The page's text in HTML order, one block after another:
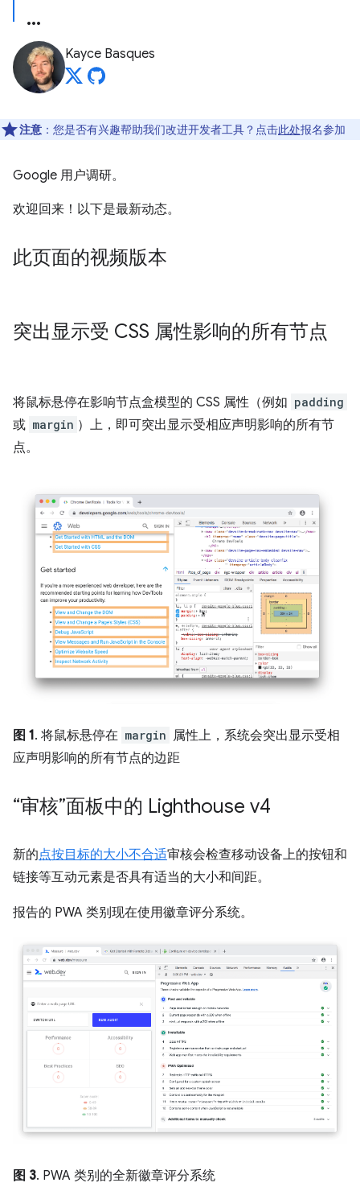
Kayce Basques
注意 ：您是否有兴趣帮助我们改进开发者工具？点击此处报名参加
Google 用户调研。
欢迎回来！以下是最新动态。
此页面的视频版本
突出显示受 CSS 属性影响的所有节点
将鼠标悬停在影响节点盒模型的 CSS 属性（例如 padding
或 margin ）上，即可突出显示受相应声明影响的所有节
点。
图 1. 将鼠标悬停在 margin 属性上，系统会突出显示受相
应声明影响的所有节点的边距
“审核”面板中的 Lighthouse v4
新的点按目标的大小不合适审核会检查移动设备上的按钮和
链接等互动元素是否具有适当的大小和间距。
报告的 PWA 类别现在使用徽章评分系统。
图 3. PWA 类别的全新徽章评分系统